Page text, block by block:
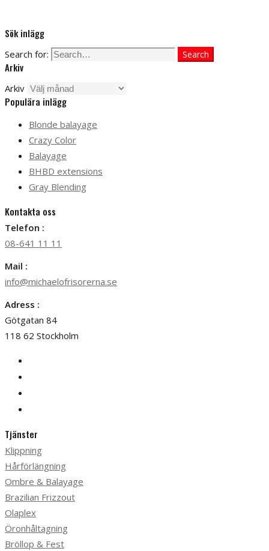
Sök inlägg
Search for: Search
Arkiv
Arkiv
Populära inlägg
Blonde balayage
Crazy Color
Balayage
BHBD extensions
Gray Blending
Kontakta oss
Telefon :
08-641 11 11
Mail :
info@michaelofrisorerna.se
Adress :
Götgatan 84
118 62 Stockholm
Tjänster
Klippning
Hårförlängning
Ombre & Balayage
Brazilian Frizzout
Olaplex
Öronhåltagning
Bröllop & Fest